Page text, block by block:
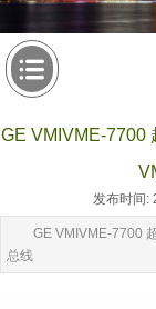
GE VMIVME-7700
发布时间:
GE VMIVME-7700
总线